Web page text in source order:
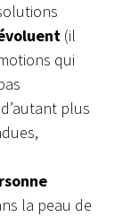
(il
qui
plus
la peau de